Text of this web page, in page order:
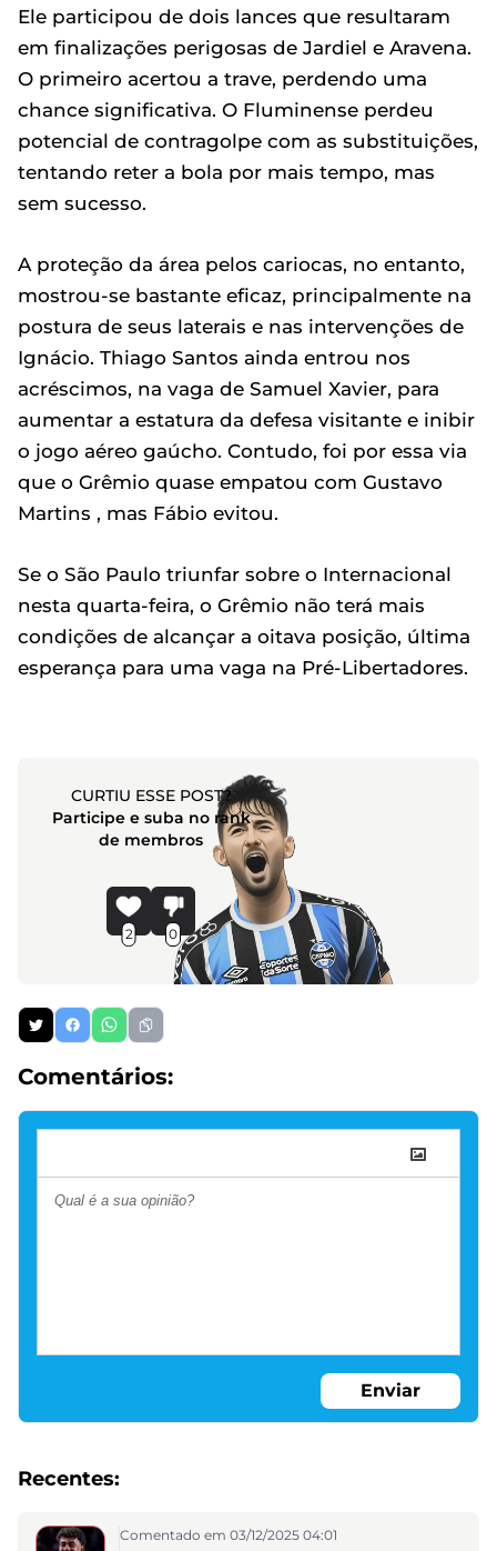
Ele participou de dois lances que resultaram
em finalizações perigosas de Jardiel e Aravena.
O primeiro acertou a trave, perdendo uma
chance significativa. O Fluminense perdeu
potencial de contragolpe com as substituições,
tentando reter a bola por mais tempo, mas
sem sucesso.
A proteção da área pelos cariocas, no entanto,
mostrou-se bastante eficaz, principalmente na
postura de seus laterais e nas intervenções de
Ignácio. Thiago Santos ainda entrou nos
acréscimos, na vaga de Samuel Xavier, para
aumentar a estatura da defesa visitante e inibir
o jogo aéreo gaúcho. Contudo, foi por essa via
que o Grêmio quase empatou com Gustavo
Martins , mas Fábio evitou.
Se o São Paulo triunfar sobre o Internacional
nesta quarta-feira, o Grêmio não terá mais
condições de alcançar a oitava posição, última
esperança para uma vaga na Pré-Libertadores.
CURTIU ESSE POST?
Participe e suba no rank
de membros
2 0
Comentários:
Enviar
Recentes:
Comentado em 03/12/2025 04:01